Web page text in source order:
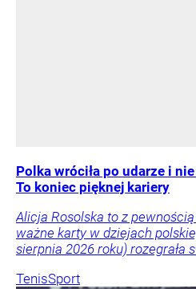
Polka wróciła po udarze i
To koniec pięknej kariery
Alicja Rosolska to z
ważne karty w dziejach
sierpnia 2026 roku) rozegrała
TenisSport